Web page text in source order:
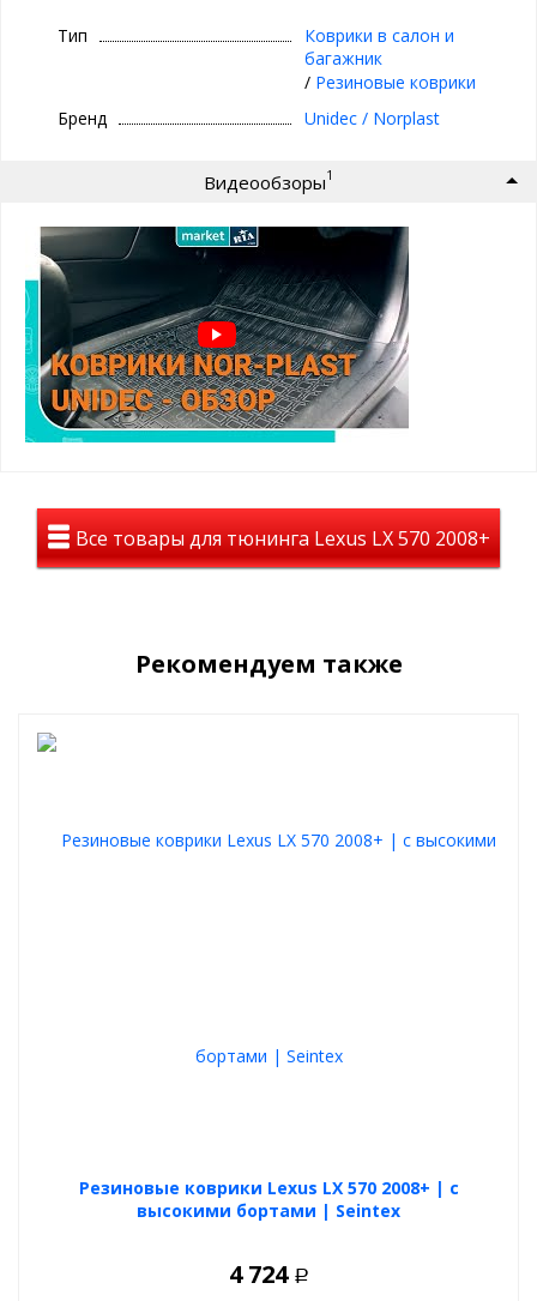
570 2009+/2013+/2015+
, сделаны под каждую модель
под родной крепеж, бывают традиционные
(лучше прилегают, больше закрывают).
композитного материала, внешне напоминают резиновые
эксплуатационные характеристики.
Они безвредны для здоровья, эластичные и износостойки,
отлично зарекомендовали себя в суровых условиях
России
(реагенты, грязь, холод, жара)
высокие бортики 2-3 см
легко чистить
точно повторяет форму
не пахнут
не деформируются
работает от -50 до +50 градусов
не подвержены хим. веществам
Текстильные коврики на Lexus LX 570
2009+/2013+/2015+
Тип
Коврики в салон и
багажник
/ Резиновые коврики
Бренд
Unidec / Norplast
Видеообзоры1
Все товары для тюнинга Lexus LX 570 2008+
Рекомендуем также
Резиновые коврики Lexus LX 570 2008+ | с
высокими бортами | Seintex
4 724 Р